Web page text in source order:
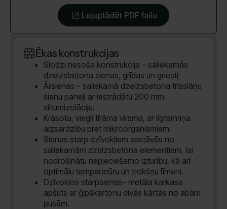
Lejuplādēt PDF failu
Ēkas konstrukcijas
Slodzi nesoša konstrukcija – saliekamās
dzelzsbetona sienas, grīdas un griesti;
Ārsienas – saliekamā dzelzsbetona trīsslāņu
sienu paneļi ar iestrādātu 200 mm
siltumizolāciju.
Krāsota, viegli tīrāma virsma, ar ilgtermiņa
aizsardzību pret mikroorganismiem.
Sienas starp dzīvokļiem sastāvēs no
saliekamām dzelzsbetona elementiem, lai
nodrošinātu nepieciešamo izturību, kā arī
optimālu temperatūru un trokšņu līmeni.
Dzīvokļos starpsienas- metāla karkasa
apšūts ar ģipškartonu divās kārtās no abām
pusēm.